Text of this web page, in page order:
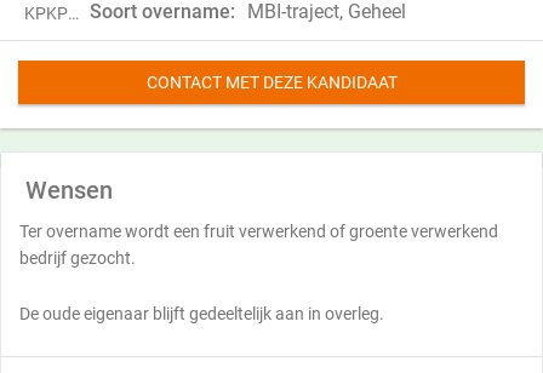
KPKP24NHJ94J Soort overname: MBI-traject, Geheel
CONTACT MET DEZE KANDIDAAT
Wensen
Ter overname wordt een fruit verwerkend of groente verwerkend
bedrijf gezocht.
De oude eigenaar blijft gedeeltelijk aan in overleg.